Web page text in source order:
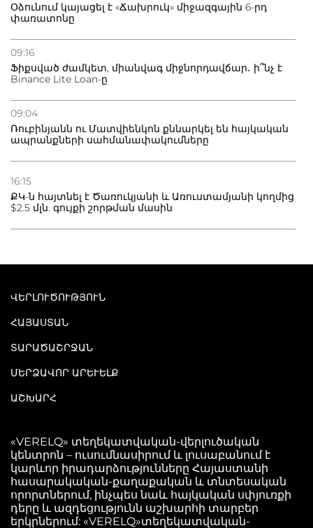
Օձունում կայացել է «Ճախրուկ» միջազգային 6-րդ
փառատոնը
09:16
Ֆիքսված ժամկետ, միանվագ միջնորդավճար․ ի՞նչ է
Binance Lite Loan-ը
09:04
Ռուբինյանն ու Մատվիենկոն քննարկել են հայկական
ապրանքների սահմանափակումները
16:15
ՔԿ-ն հայտնել է Ծառուկյանի և Առուստամյանի կողմից
$2.5 մլն. գույքի շորթման մասին
ՎԵՐԼՈՒԾՈՒԹՅՈՒՆ
ՀԱՅԱՍՏԱՆ
ՏԱՐԱԾԱՇՐՋԱՆ
ՄԵՐՁԱՎՈՐ ԱՐԵՒԵԼՔ
ԱՇԽԱՐՀ
«VERELQ» տեղեկատվական-վերլուծական
կենտրոն – ուսումնասիրում և լուսաբանում է
կարևոր իրադարձությունները Հայաստանի
հասարակական-քաղաքական և տնտեսական
որորտներում, ինչպես նաև հայկական սփյուռքի
դերը և ազդեցությունն աշխարհի տարբեր
երկրներում: «VERELQ»տեղեկատվական-